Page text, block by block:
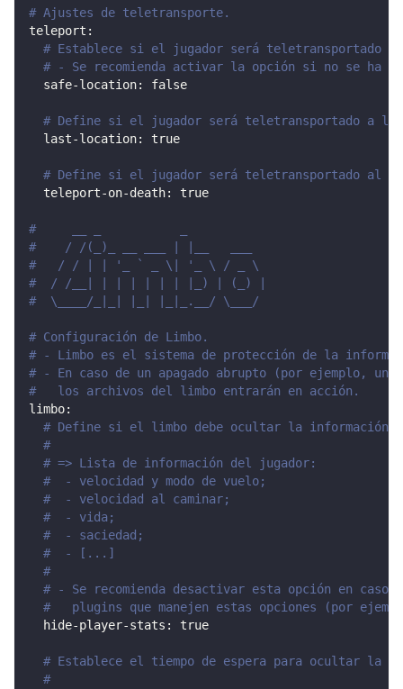
# Ajustes de teletransporte.
teleport :
# Establece si el jugador será teletransportado
# - Se recomienda activar la opción si no se ha
safe-location: false
# Define si el jugador será teletransportado a
last-location: true
# Define si el jugador será teletransportado al
teleport-on-death: true
#     __ _           _
#    / /(_)_ __ ___ | |__   ___
#   / / | | '_ ` _ \| '_ \ / _ \
#  / /__| | | | | | | |_) | (_) |
#  \____/_|_| |_| |_|_.__/ \___/
# Configuración de Limbo.
# - Limbo es el sistema de protección de la
# - En caso de un apagado abrupto (por ejemplo, un
#   los archivos del limbo entrarán en acción.
limbo:
# Define si el limbo debe ocultar la información
#
# => Lista de información del jugador:
#  - velocidad y modo de vuelo;
#  - velocidad al caminar;
#  - vida;
#  - saciedad;
#  - [...]
#
# - Se recomienda desactivar esta opción en
#   plugins que manejen estas opciones (por
hide-player-stats : true
# Establece el tiempo de espera para ocultar la
#